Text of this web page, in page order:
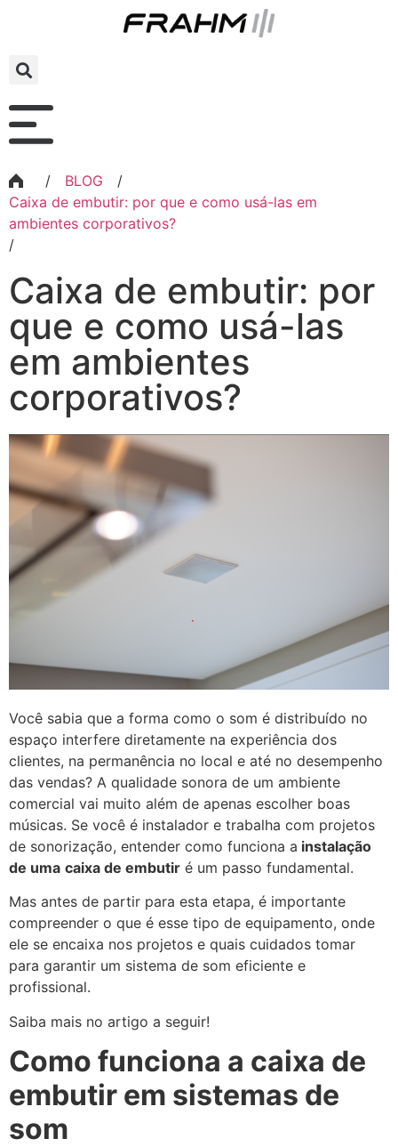
/ BLOG
/
Caixa de embutir: por que e como usá-las em
ambientes corporativos?
/
Caixa de embutir: por
que e como usá-las
em ambientes
corporativos?
Você sabia que a forma como o som é distribuído no
espaço interfere diretamente na experiência dos
clientes, na permanência no local e até no desempenho
das vendas? A qualidade sonora de um ambiente
comercial vai muito além de apenas escolher boas
músicas. Se você é instalador e trabalha com projetos
de sonorização, entender como funciona a instalação
de uma caixa de embutir é um passo fundamental.
Mas antes de partir para esta etapa, é importante
compreender o que é esse tipo de equipamento, onde
ele se encaixa nos projetos e quais cuidados tomar
para garantir um sistema de som eficiente e
profissional.
Saiba mais no artigo a seguir!
Como funciona a caixa de
embutir em sistemas de
som